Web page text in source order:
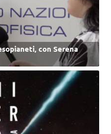
con Serena